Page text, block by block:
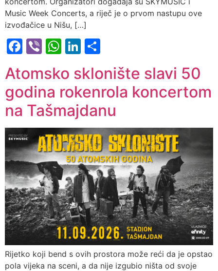
Music Week Concerts, a riječ je o prvom nastupu ove
izvođačice u Nišu, […]
Facebook
ViberWhatsApp
LinkedIn
Atomsko sklonište slavi 50
godina rokenrola koncertom
na Tašmajdanu
Rijetko koji bend s ovih prostora može reći da je opstao
pola vijeka na sceni, а da nije izgubio ništa od svoje